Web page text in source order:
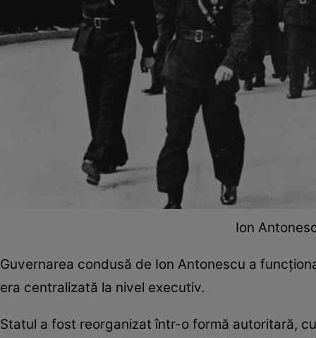
Ion
Guvernarea condusă de Ion Antonescu a
era centralizată la nivel executiv.
Statul a fost reorganizat într-o formă autoritară,